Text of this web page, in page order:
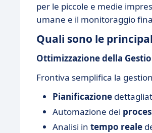
per le piccole e medie
umane e il monitoraggio
Quali sono le
Ottimizzazione della
Frontiva semplifica la
Pianificazione
Automazione dei
Analisi in tempo reale